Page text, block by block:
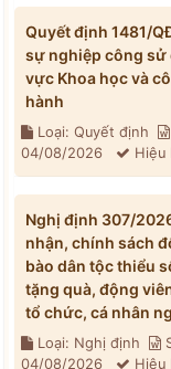
Quyết định 1481/
sự nghiệp công sử
vực Khoa học và
hành
Loại: Quyết định
04/08/2026
Hiệu
Nghị định 307/
nhận, chính sách
bào dân tộc thiểu
tặng quà, động
tổ chức, cá nhân
Loại: Nghị định
04/08/2026
Hiệu